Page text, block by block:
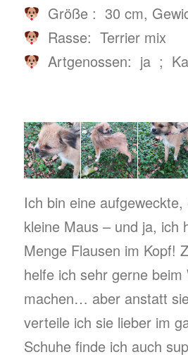
Größe : 30 cm,
Rasse: Terrier mix
Artgenossen: ja ;
Ich bin eine aufgeweckte,
kleine Maus – und ja, ich
Menge Flausen im Kopf!
helfe ich sehr gerne beim
machen… aber anstatt
verteile ich sie lieber im
Schuhe finde ich auch